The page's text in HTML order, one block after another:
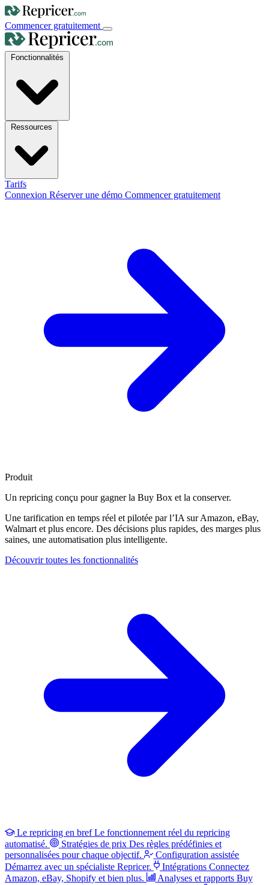
Commencer gratuitement
Tarifs
Connexion Réserver une démo Commencer gratuitement
Produit
Un repricing conçu pour gagner la Buy Box et la conserver.
Une tarification en temps réel et pilotée par l’IA sur Amazon, eBay,
Walmart et plus encore. Des décisions plus rapides, des marges plus
saines, une automatisation plus intelligente.
Découvrir toutes les fonctionnalités
Le repricing en bref Le fonctionnement réel du repricing
automatisé.
Stratégies de prix Des règles prédéfinies et
personnalisées pour chaque objectif.
Configuration assistée
Démarrez avec un spécialiste Repricer.
Intégrations Connectez
Amazon, eBay, Shopify et bien plus.
Analyses et rapports Buy